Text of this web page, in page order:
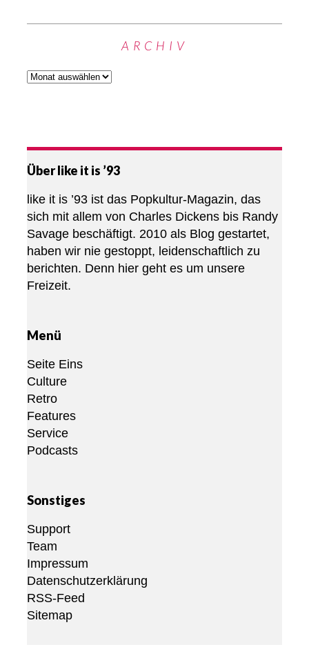
ARCHIV
Über like it is ’93
like it is ’93 ist das Popkultur-Magazin, das
sich mit allem von Charles Dickens bis Randy
Savage beschäftigt. 2010 als Blog gestartet,
haben wir nie gestoppt, leidenschaftlich zu
berichten. Denn hier geht es um unsere
Freizeit.
Menü
Seite Eins
Culture
Retro
Features
Service
Podcasts
Sonstiges
Support
Team
Impressum
Datenschutzerklärung
RSS-Feed
Sitemap